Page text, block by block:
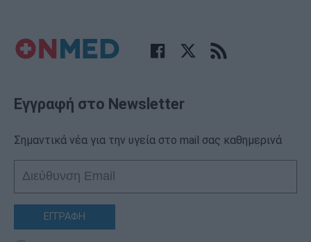
Εγγραφή στο Newsletter
Σημαντικά νέα για την υγεία στο mail σας καθημερινά
ΕΓΓΡΑΦΗ